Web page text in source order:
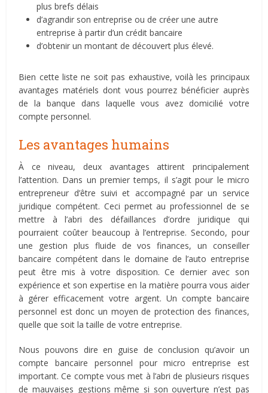
plus brefs délais
d’agrandir son entreprise ou de créer une autre
entreprise à partir d’un crédit bancaire
d’obtenir un montant de découvert plus élevé.
Bien cette liste ne soit pas exhaustive, voilà les principaux
avantages matériels dont vous pourrez bénéficier auprès
de la banque dans laquelle vous avez domicilié votre
compte personnel.
Les avantages humains
À ce niveau, deux avantages attirent principalement
l’attention. Dans un premier temps, il s’agit pour le micro
entrepreneur d’être suivi et accompagné par un service
juridique compétent. Ceci permet au professionnel de se
mettre à l’abri des défaillances d’ordre juridique qui
pourraient coûter beaucoup à l’entreprise. Secondo, pour
une gestion plus fluide de vos finances, un conseiller
bancaire compétent dans le domaine de l’auto entreprise
peut être mis à votre disposition. Ce dernier avec son
expérience et son expertise en la matière pourra vous aider
à gérer efficacement votre argent. Un compte bancaire
personnel est donc un moyen de protection des finances,
quelle que soit la taille de votre entreprise.
Nous pouvons dire en guise de conclusion qu’avoir un
compte bancaire personnel pour micro entreprise est
important. Ce compte vous met à l’abri de plusieurs risques
de mauvaises gestions même si son ouverture n’est pas